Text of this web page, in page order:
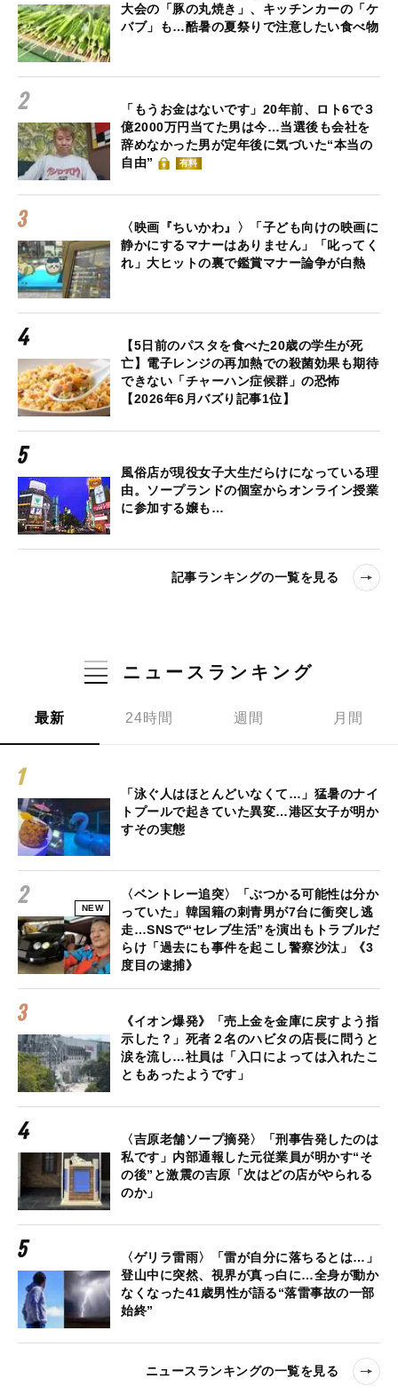
大会の「豚の丸焼き」、キッチンカーの「ケ
バブ」も…酷暑の夏祭りで注意したい食べ物
「もうお金はないです」20年前、ロト6で３
億2000万円当てた男は今…当選後も会社を
辞めなかった男が定年後に気づいた“本当の
自由”
有料
〈映画『ちいかわ』〉「子ども向けの映画に
静かにするマナーはありません」「叱ってく
れ」大ヒットの裏で鑑賞マナー論争が白熱
【5日前のパスタを食べた20歳の学生が死
亡】電子レンジの再加熱での殺菌効果も期待
できない「チャーハン症候群」の恐怖
【2026年6月バズり記事1位】
風俗店が現役女子大生だらけになっている理
由。ソープランドの個室からオンライン授業
に参加する嬢も…
記事ランキングの一覧を見る
ニュースランキング
最新 24時間 週間 月間
「泳ぐ人はほとんどいなくて…」猛暑のナイ
トプールで起きていた異変…港区女子が明か
すその実態
NEW
〈ベントレー追突〉「ぶつかる可能性は分か
っていた」韓国籍の刺青男が7台に衝突し逃
走…SNSで“セレブ生活”を演出もトラブルだ
らけ「過去にも事件を起こし警察沙汰」《3
度目の逮捕》
《イオン爆発》「売上金を金庫に戻すよう指
示した？」死者２名のハビタの店長に問うと
涙を流し…社員は「入口によっては入れたこ
ともあったようです」
〈吉原老舗ソープ摘発〉「刑事告発したのは
私です」内部通報した元従業員が明かす“そ
の後”と激震の吉原「次はどの店がやられる
のか」
〈ゲリラ雷雨〉「雷が自分に落ちるとは…」
登山中に突然、視界が真っ白に…全身が動か
なくなった41歳男性が語る“落雷事故の一部
始終”
ニュースランキングの一覧を見る